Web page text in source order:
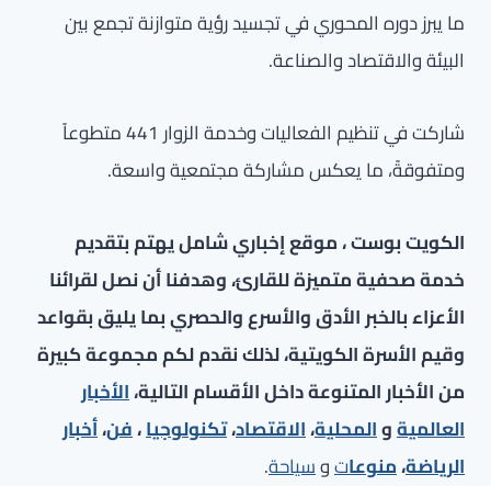
ما يبرز دوره المحوري في تجسيد رؤية متوازنة تجمع بين
البيئة والاقتصاد والصناعة.
شاركت في تنظيم الفعاليات وخدمة الزوار 441 متطوعاً
ومتفوقةً، ما يعكس مشاركة مجتمعية واسعة.
الكويت بوست ، موقع إخباري شامل يهتم بتقديم
خدمة صحفية متميزة للقارئ، وهدفنا أن نصل لقرائنا
الأعزاء بالخبر الأدق والأسرع والحصري بما يليق بقواعد
وقيم الأسرة الكويتية، لذلك نقدم لكم مجموعة كبيرة
من الأخبار المتنوعة داخل الأقسام التالية،الأخبار
العالميةوالمحلية،الاقتصاد،تكنولوجيا،فن،أخبار
الرياضة،منوعاتوسياحة.